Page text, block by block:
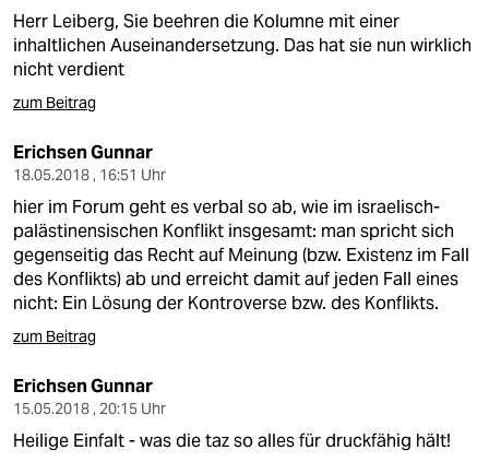
verlag
verlag
veranstaltungen
shop
fragen & hilfe
unterstützen
abo
Herr Leiberg, Sie beehren die Kolumne mit einer
inhaltlichen Auseinandersetzung. Das hat sie nun wirklich
nicht verdient
zum Beitrag
Erichsen Gunnar
18.05.2018 , 16:51 Uhr
hier im Forum geht es verbal so ab, wie im israelisch-
palästinensischen Konflikt insgesamt: man spricht sich
gegenseitig das Recht auf Meinung (bzw. Existenz im Fall
des Konflikts) ab und erreicht damit auf jeden Fall eines
nicht: Ein Lösung der Kontroverse bzw. des Konflikts.
zum Beitrag
Erichsen Gunnar
15.05.2018 , 20:15 Uhr
Heilige Einfalt - was die taz so alles für druckfähig hält!